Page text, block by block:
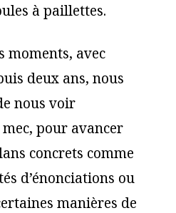
à paillettes.
moments, avec
deux ans, nous
nous voir
pour avancer
concrets comme
d’énonciations ou
manières de